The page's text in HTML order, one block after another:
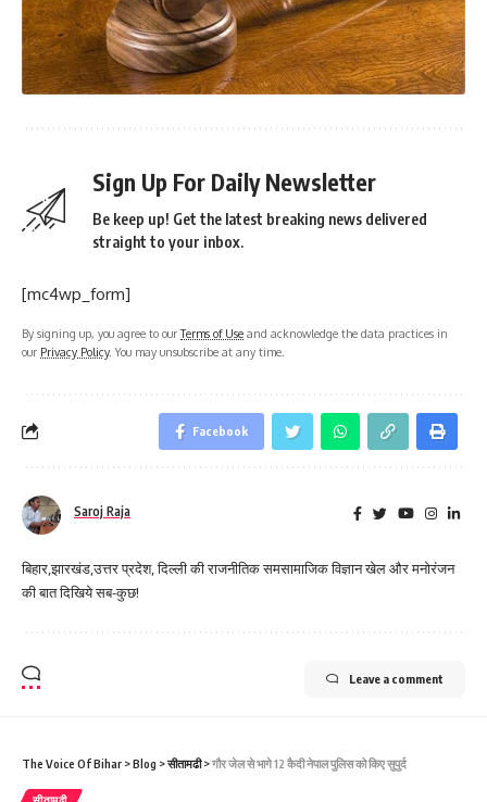
Sign Up For Daily Newsletter
Be keep up! Get the latest breaking news delivered
straight to your inbox.
[mc4wp_form]
By signing up, you agree to ourTerms of Use and acknowledge the data practices in
our Privacy Policy. You may unsubscribe at any time.
Facebook
Saroj Raja
बिहार,झारखंड,उत्तर प्रदेश, दिल्ली की राजनीतिक समसामाजिक विज्ञान खेल और मनोरंजन
की बात दिखिये सब-कुछ!
Leave a comment
The Voice Of Bihar >Blog >सीतामढी>गौर जेल से भागे 12 कैदी नेपाल पुलिस को किए सुपुर्द